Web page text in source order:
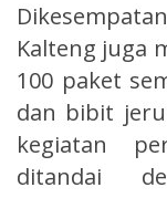
Kalteng juga
100 paket
dan bibit
kegiatan
ditandai